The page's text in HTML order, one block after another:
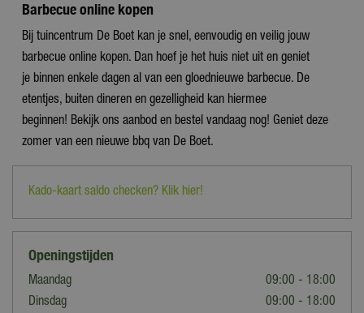
Barbecue online kopen
Bij tuincentrum De Boet kan je snel, eenvoudig en veilig jouw
barbecue online kopen. Dan hoef je het huis niet uit en geniet
je binnen enkele dagen al van een gloednieuwe barbecue. De
etentjes, buiten dineren en gezelligheid kan hiermee
beginnen! Bekijk ons aanbod en bestel vandaag nog! Geniet deze
zomer van een nieuwe bbq van De Boet.
Kado-kaart saldo checken? Klik hier!
Openingstijden
Maandag
09:00 - 18:00
Dinsdag
09:00 - 18:00